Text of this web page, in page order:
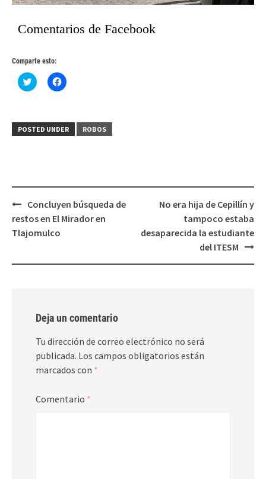
Comentarios de Facebook
Comparte esto:
Haz
clic
(Se
abre
Haz
clic
(Se
abre
POSTED UNDER ROBOS
Post
navigation
Concluyen búsqueda de
restos en El Mirador en
Tlajomulco
No era hija de Cepillín y
tampoco estaba
desaparecida la estudiante
del ITESM
Deja un comentario
Tu dirección de correo electrónico no será
publicada. Los campos obligatorios están
marcados con *
Comentario *